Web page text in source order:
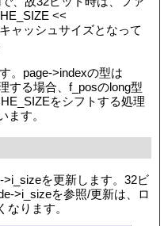
<<
ャッシュサイズとなって
。page->indexの型は
する場合、f_posのlong型
をシフトする処理
ます。
を更新します。32ビ
>i_sizeを参照/更新は、ロ
ります。